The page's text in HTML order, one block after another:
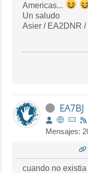
Americas...
Un saludo
Asier / EA2DNR /
EA7BJ
Mensajes:
cuando no